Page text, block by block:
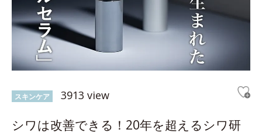
スキンケア 3913 view
シワは改善できる！20年を超えるシワ研